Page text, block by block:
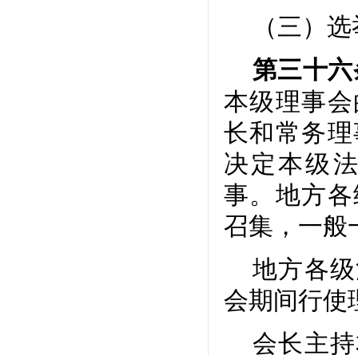
（三）
第三十
本级理事
长和常务
决定本级
事。地方
召集，一般
地方各
会期间行使
会长主